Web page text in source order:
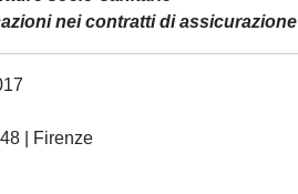
nei contratti di assicurazione
| Firenze